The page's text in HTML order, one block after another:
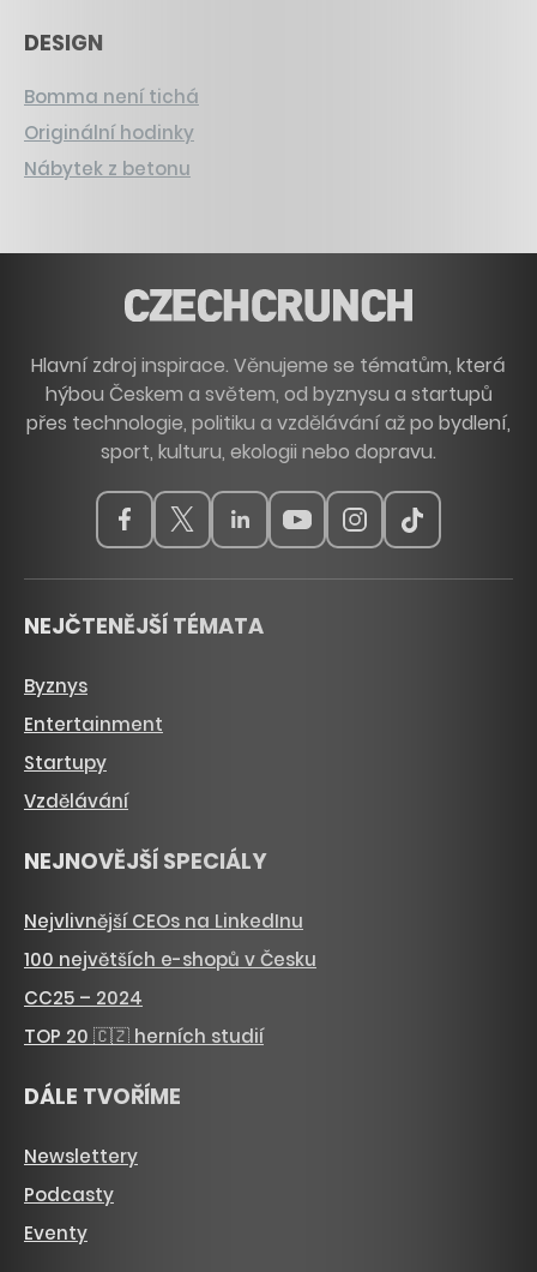
DESIGN
Bomma není tichá
Originální hodinky
Nábytek z betonu
Hlavní zdroj inspirace. Věnujeme se tématům, která
hýbou Českem a světem, od byznysu a startupů
přes technologie, politiku a vzdělávání až po bydlení,
sport, kulturu, ekologii nebo dopravu.
NEJČTENĚJŠÍ TÉMATA
Byznys
Entertainment
Startupy
Vzdělávání
NEJNOVĚJŠÍ SPECIÁLY
Nejvlivnější CEOs na LinkedInu
100 největších e-shopů v Česku
CC25 – 2024
TOP 20 🇨🇿 herních studií
DÁLE TVOŘÍME
Newslettery
Podcasty
Eventy